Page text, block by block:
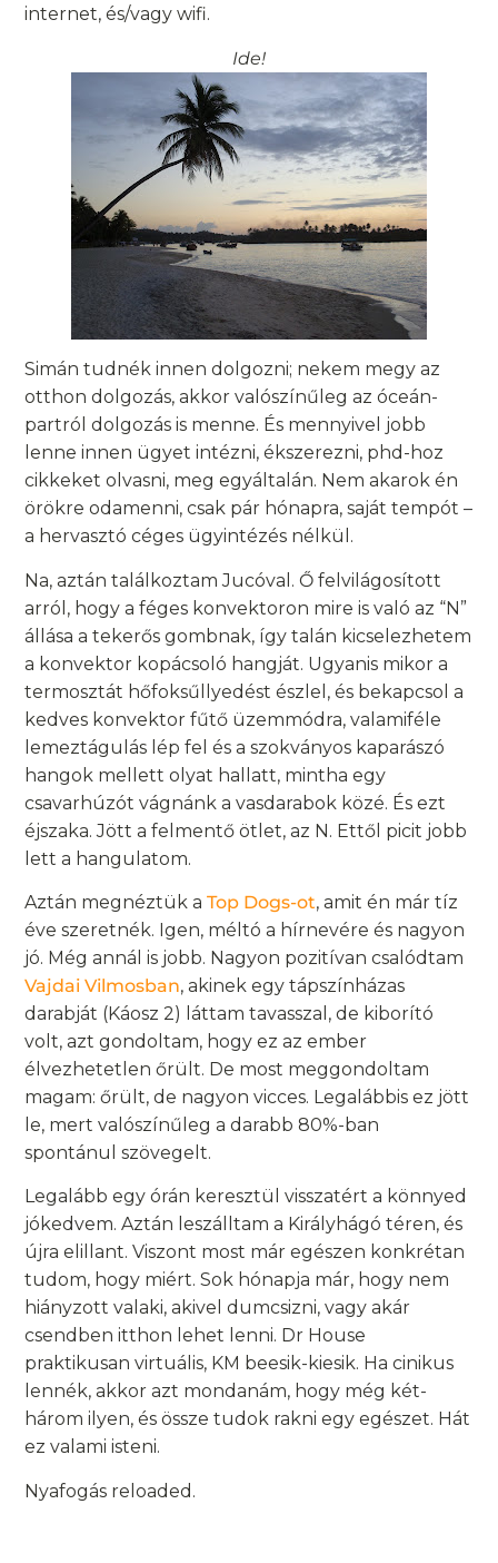
internet, és/vagy wifi.
Ide!
Simán tudnék innen dolgozni; nekem megy az
otthon dolgozás, akkor valószínűleg az óceán-
partról dolgozás is menne. És mennyivel jobb
lenne innen ügyet intézni, ékszerezni, phd-hoz
cikkeket olvasni, meg egyáltalán. Nem akarok én
örökre odamenni, csak pár hónapra, saját tempót –
a hervasztó céges ügyintézés nélkül.
Na, aztán találkoztam Jucóval. Ő felvilágosított
arról, hogy a féges konvektoron mire is való az “N”
állása a tekerős gombnak, így talán kicselezhetem
a konvektor kopácsoló hangját. Ugyanis mikor a
termosztát hőfoksűllyedést észlel, és bekapcsol a
kedves konvektor fűtő üzemmódra, valamiféle
lemeztágulás lép fel és a szokványos kaparászó
hangok mellett olyat hallatt, mintha egy
csavarhúzót vágnánk a vasdarabok közé. És ezt
éjszaka. Jött a felmentő ötlet, az N. Ettől picit jobb
lett a hangulatom.
Aztán megnéztük aTop Dogs-ot, amit én már tíz
éve szeretnék. Igen, méltó a hírnevére és nagyon
jó. Még annál is jobb. Nagyon pozitívan csalódtam
Vajdai Vilmosban, akinek egy tápszínházas
darabját (Káosz 2) láttam tavasszal, de kiborító
volt, azt gondoltam, hogy ez az ember
élvezhetetlen őrült. De most meggondoltam
magam: őrült, de nagyon vicces. Legalábbis ez jött
le, mert valószínűleg a darabb 80%-ban
spontánul szövegelt.
Legalább egy órán keresztül visszatért a könnyed
jókedvem. Aztán leszálltam a Királyhágó téren, és
újra elillant. Viszont most már egészen konkrétan
tudom, hogy miért. Sok hónapja már, hogy nem
hiányzott valaki, akivel dumcsizni, vagy akár
csendben itthon lehet lenni. Dr House
praktikusan virtuális, KM beesik-kiesik. Ha cinikus
lennék, akkor azt mondanám, hogy még két-
három ilyen, és össze tudok rakni egy egészet. Hát
ez valami isteni.
Nyafogás reloaded.